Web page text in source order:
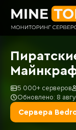
5 000+ серверов
Обновлено: 8
Сервера